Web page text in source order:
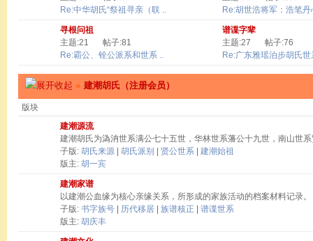
Re:中华胡氏“祭祖寻亲（联 ..
Re:胡世浩将军：浩笔丹
寻根问祖
主题:21
帖子:81
Re:霸公、铨公派系和世系 ..
谱谍字辈
主题:27
帖子:76
Re:广东雅瑶泊步胡氏世
» 建潮胡氏（注册会员）
版块
建潮源流
建潮胡氏为溈汭世系满公七十五世，华林世系藩公十九世，南山世
子版: 胡氏来源 胡氏派别 贤公世系
建潮始祖
版主: 胡一宾
建潮家谱
以建潮公血缘为核心亲缘关系，所形成的家族活动的档案材料记录。
子版: 书字族号 历代移居 族谱核正
谱谍世系
版主: 胡庆丰